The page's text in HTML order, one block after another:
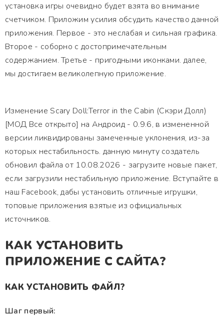
установка игры очевидно будет взята во внимание
счетчиком. Приложим усилия обсудить качество данной
приложения. Первое - это неслабая и сильная графика.
Второе - соборно с достопримечательным
содержанием. Третье - пригодными иконками. далее,
мы достигаем великолепную приложение.
Изменение Scary Doll:Terror in the Cabin (Скэри Долл)
[МОД Все открыто] на Андроид - 0.9.6, в измененной
версии ликвидированы замеченные уклонения, из-за
которых нестабильность. данную минуту создатель
обновил файла от 10.08.2026 - загрузите новые пакет,
если загрузили нестабильную приложение. Вступайте в
наш Facebook, дабы установить отличные игрушки,
топовые приложения взятые из официальных
источников.
КАК УСТАНОВИТЬ
ПРИЛОЖЕНИЕ С САЙТА?
КАК УСТАНОВИТЬ ФАЙЛ?
Шаг первый: